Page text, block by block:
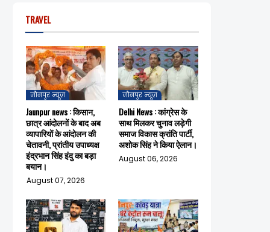
TRAVEL
जौनपुर न्यूज़
Jaunpur news : किसान,
छात्र आंदोलनों के बाद अब
व्यापारियों के आंदोलन की
चेतावनी, प्रांतीय उपाध्यक्ष
इंद्रभान सिंह इंदु का बड़ा
बयान।
August 07, 2026
जौनपुर न्यूज़
Delhi News : कांग्रेस के
साथ मिलकर चुनाव लड़ेगी
समाज विकास क्रांति पार्टी,
अशोक सिंह ने किया ऐलान।
August 06, 2026